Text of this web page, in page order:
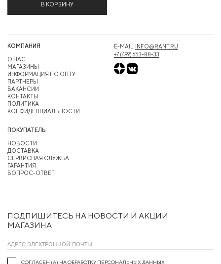
В КОРЗИНУ
ПОДПИШИТЕСЬ НА НОВОСТИ И АКЦИИ
МАГАЗИНА
СОГЛАСЕН (А) НА ОБРАБОТКУ ПЕРСОНАЛЬНЫХ ДАННЫХ
КОМПАНИЯ
О НАС
МАГАЗИНЫ
ИНФОРМАЦИЯ ПО ОПТУ
ПАРТНЕРЫ
ВАКАНСИИ
КОНТАКТЫ
ПОЛИТИКА
КОНФИДЕНЦИАЛЬНОСТИ
ПОКУПАТЕЛЬ
НОВОСТИ
ДОСТАВКА
СЕРВИСНАЯ СЛУЖБА
ГАРАНТИЯ
ВОПРОС-ОТВЕТ
E-MAIL: INFO@RANT.RU
+7 (499) 653-88-33